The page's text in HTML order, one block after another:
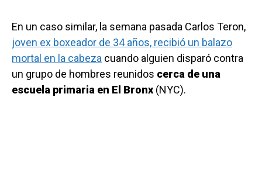
En un caso similar, la semana pasada Carlos Teron,
joven ex boxeador de 34 años, recibió un balazo
mortal en la cabeza cuando alguien disparó contra
un grupo de hombres reunidos cerca de una
escuela primaria en El Bronx (NYC).